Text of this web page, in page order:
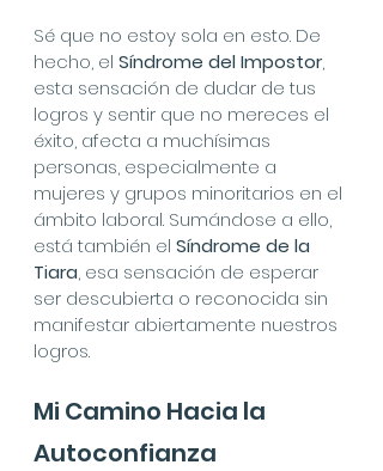
Sé que no estoy sola en esto. De
hecho, el Síndrome del Impostor,
esta sensación de dudar de tus
logros y sentir que no mereces el
éxito, afecta a muchísimas
personas, especialmente a
mujeres y grupos minoritarios en el
ámbito laboral. Sumándose a ello,
está también el Síndrome de la
Tiara, esa sensación de esperar
ser descubierta o reconocida sin
manifestar abiertamente nuestros
logros.
Mi Camino Hacia la
Autoconfianza